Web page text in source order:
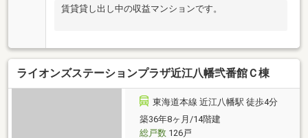
賃貸貸し出し中の収益マンションです。
ライオンズステーションプラザ近江八幡弐番館Ｃ棟
東海道本線 近江八幡駅 徒歩4分
築36年8ヶ月/14階建
総戸数126戸